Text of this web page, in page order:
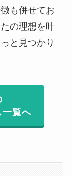
も併せてお
の理想を叶
と見つかり
一覧へ